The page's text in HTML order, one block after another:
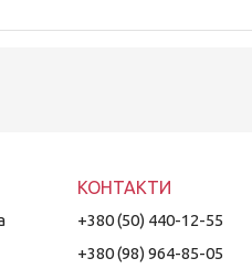
+380 (50) 440-12-55
+380 (98) 964-85-05